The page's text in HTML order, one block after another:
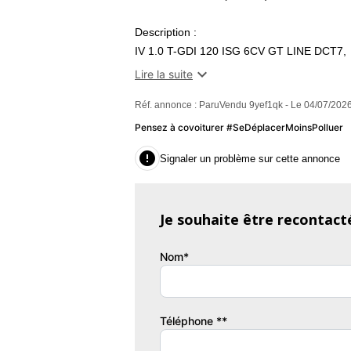
Description :
IV 1.0 T-GDI 120 ISG 6CV GT LINE DCT7,
- essence,
- 08/10/2019,
- ABS avec repartiteur electronique de
- Airbags lateraux conduteur et passager AV,
- Airbags rideaux AV et AR,
- Camera de recul avec lignes de guidage
- Feux de jour AV a LED,
- Leve-vitres AR electriques,
- Leve-vitres AV electriques,
- Radars de stationnement AR,
Lire la suite 
Réf. annonce : ParuVendu 9yef1qk - Le 04/07/
Pensez à covoiturer #SeDéplacerMoinsPolluer
 Signaler un problème sur cette annonce
Je souhaite être
Nom*
Téléphone **